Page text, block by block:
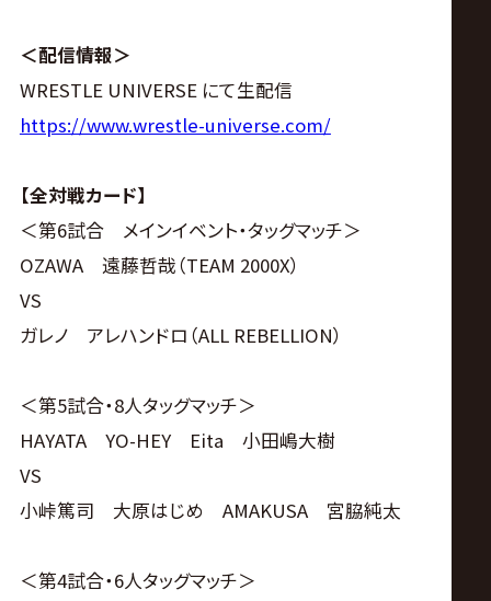
サ
イ
ト
＜配信情報＞
WRESTLE UNIVERSE にて生配信
https://www.wrestle-universe.com/
【全対戦カード】
＜第6試合 メインイベント・タッグマッチ＞
OZAWA 遠藤哲哉（TEAM 2000X）
VS
ガレノ アレハンドロ（ALL REBELLION）
＜第5試合・8人タッグマッチ＞
HAYATA YO-HEY Eita 小田嶋大樹
VS
小峠篤司 大原はじめ AMAKUSA 宮脇純太
＜第4試合・6人タッグマッチ＞